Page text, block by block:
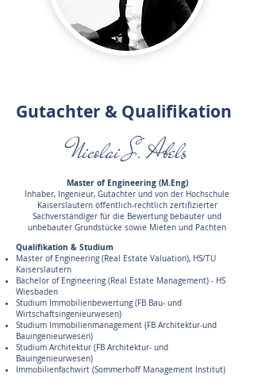
Gutachter & Qualifikation
Nicolai S. Abels
Master of Engineering (M.Eng)
Inhaber, Ingenieur, Gutachter und von der Hochschule
Kaiserslautern öffentlich-rechtlich zertifizierter
Sachverständiger für die Bewertung bebauter und
unbebauter Grundstücke sowie Mieten und Pachten
Qualifikation & Studium
Master of Engineering (Real Estate Valuation), HS/TU
Kaiserslautern
Bachelor of Engineering (Real Estate Management) - HS
Wiesbaden​​
Studium Immobilienbewertung (FB Bau- und
Wirtschaftsingenieurwesen)
Studium Immobilienmanagement (FB Architektur-und
Bauingenieurwesen)
Studium Architektur (FB Architektur- und
Bauingenieurwesen)
Immobilienfachwirt (Sommerhoff Management Institut)